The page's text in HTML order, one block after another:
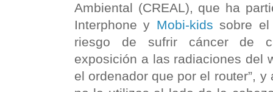
Ambiental (CREAL), que ha
Interphone y Mobi-kids sobre
riesgo de sufrir cáncer de
exposición a las radiaciones del
el ordenador que por el router”, y